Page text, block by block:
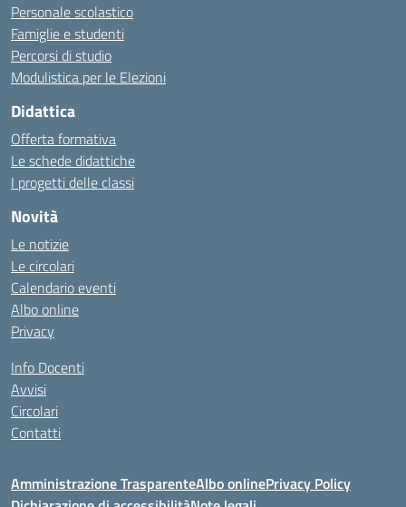
Personale scolastico
Famiglie e studenti
Percorsi di studio
Modulistica per le Elezioni
Didattica
Offerta formativa
Le schede didattiche
I progetti delle classi
Novità
Le notizie
Le circolari
Calendario eventi
Albo online
Privacy
Info Docenti
Avvisi
Circolari
Contatti
Amministrazione TrasparenteAlbo onlinePrivacy Policy